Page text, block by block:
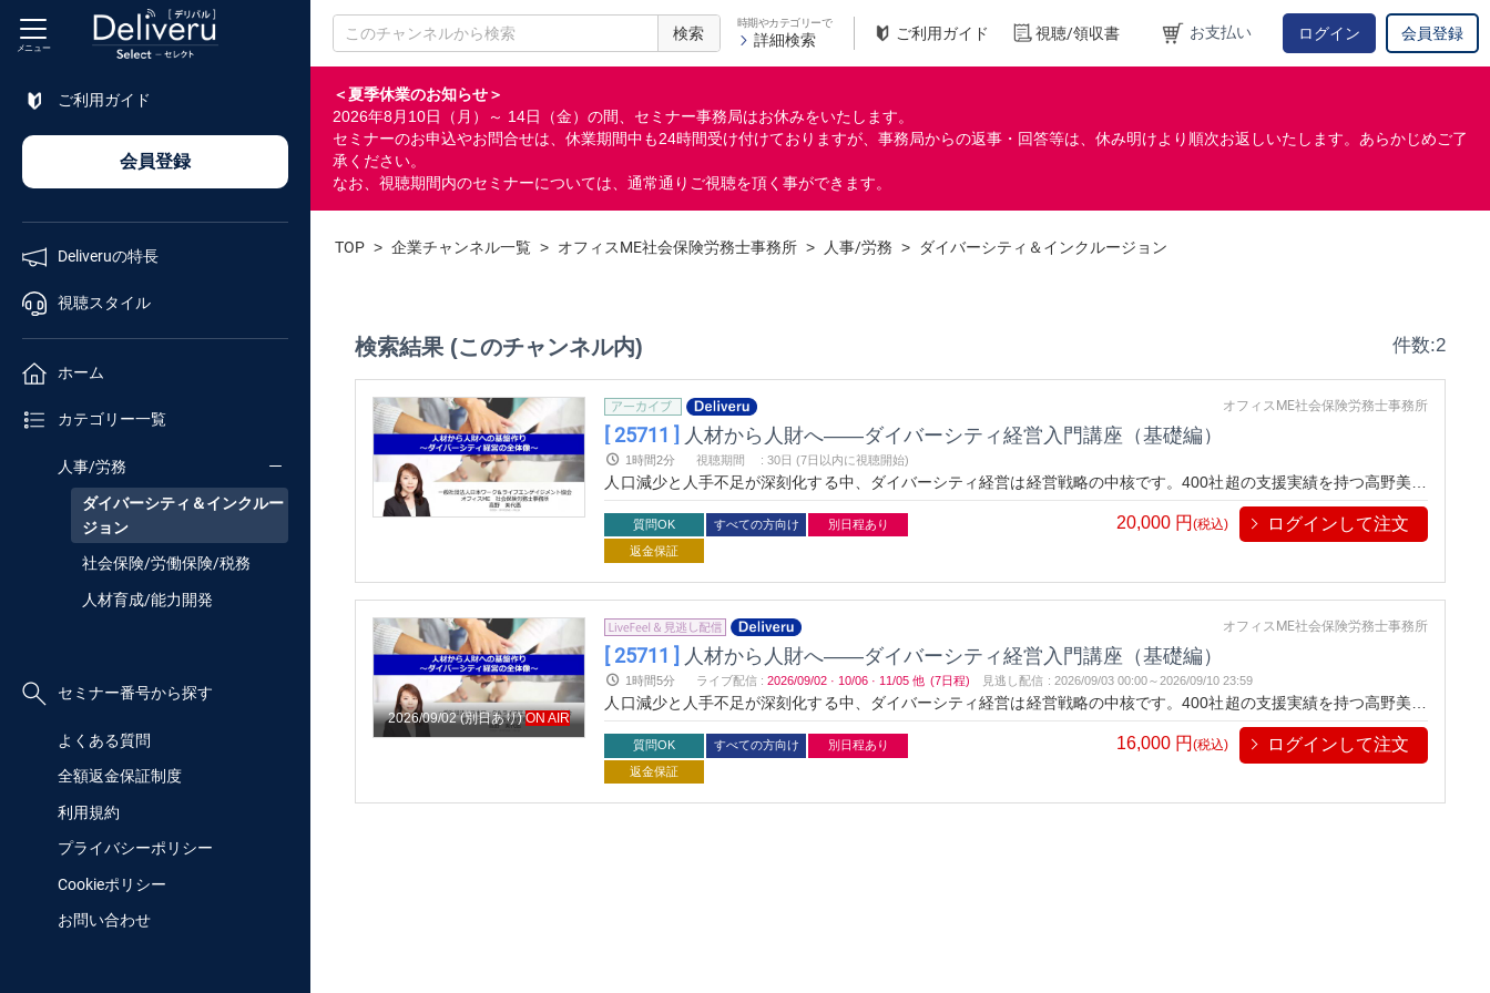
検索
時期やカテゴリーで
詳細検索 ご利用ガイド 視聴/領収書 お支払い ログイン 会員登録
＜夏季休業のお知らせ＞
2026年8月10日（月）～ 14日（金）の間、セミナー事務局はお休みをいたします。
セミナーのお申込やお問合せは、休業期間中も24時間受け付けておりますが、事務局からの返事・回答等は、休み明けより順次お返しいたします。あらかじめご了
承ください。
なお、視聴期間内のセミナーについては、通常通りご視聴を頂く事ができます。
メニュー
ご利用ガイド
会員登録
Deliveruの特長
視聴スタイル
ホーム
カテゴリー一覧
人事/労務
ダイバーシティ＆インクルー
ジョン
社会保険/労働保険/税務
人材育成/能力開発
セミナー番号から探す
よくある質問
全額返金保証制度
利用規約
プライバシーポリシー
Cookieポリシー
お問い合わせ
セミナー
番号検索
TOP > 企業チャンネル一覧 > オフィスME社会保険労務士事務所 > 人事/労務 > ダイバーシティ＆インクルージョン
検索結果 (このチャンネル内) 件数:2
オフィスME社会保険労務士事務所
[ 25711 ] 人材から人財へ――ダイバーシティ経営入門講座（基礎編）
1時間2分 視聴期間 : 30日 (7日以内に視聴開始)
人口減少と人手不足が深刻化する中、ダイバーシティ経営は経営戦略の中核です。400社超の支援実績を持つ高野美代
恵氏が、国内事例とデータを用い、多様な人材活用の実践ステップをわかりやすく解説します。
質問OK すべての方向け
別日程あり
返金保証
20,000 円(税込) ログインして注文
2026/09/02 (別日あり) ON AIR
オフィスME社会保険労務士事務所
[ 25711 ] 人材から人財へ――ダイバーシティ経営入門講座（基礎編）
1時間5分 ライブ配信 : 2026/09/02 · 10/06 · 11/05 他 (7日程) 見逃し配信 : 2026/09/03 00:00～2026/09/10 23:59
人口減少と人手不足が深刻化する中、ダイバーシティ経営は経営戦略の中核です。400社超の支援実績を持つ高野美代
恵氏が、国内事例とデータを用い、多様な人材活用の実践ステップをわかりやすく解説します。
質問OK すべての方向け
別日程あり
返金保証
16,000 円(税込) ログインして注文